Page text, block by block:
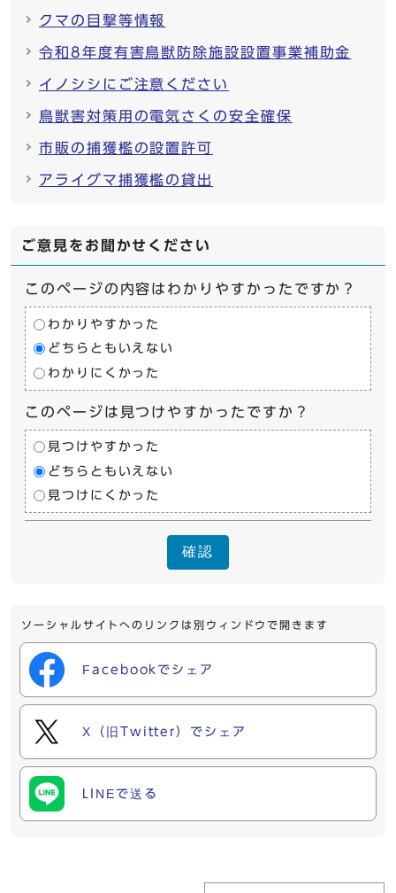
クマの目撃等情報
令和8年度有害鳥獣防除施設設置事業補助金
イノシシにご注意ください
鳥獣害対策用の電気さくの安全確保
市販の捕獲檻の設置許可
アライグマ捕獲檻の貸出
ご意見をお聞かせください
このページの内容はわかりやすかったですか？
わかりやすかった
どちらともいえない
わかりにくかった
このページは見つけやすかったですか？
見つけやすかった
どちらともいえない
見つけにくかった
確認
ソーシャルサイトへのリンクは別ウィンドウで開きます
Facebookでシェア
X（旧Twitter）でシェア
LINEで送る